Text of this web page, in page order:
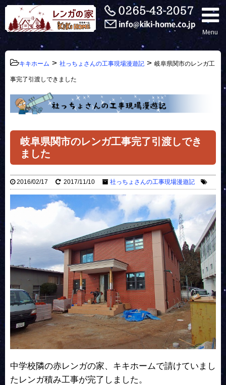
Menu
キキホーム > 社っちょさんの工事現場漫遊記 > 岐阜県関市のレンガ工
事完了引渡しできました
岐阜県関市のレンガ工事完了引渡しでき
ました
2016/02/17 2017/11/10 社っちょさんの工事現場漫遊記
中学校隣の赤レンガの家、キキホームで請けていまし
たレンガ積み工事が完了しました。